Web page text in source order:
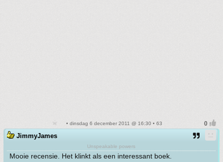
• dinsdag 6 december 2011 @ 16:30 • 63
JimmyJames
Unspeakable powers
Mooie recensie. Het klinkt als een interessant boek.